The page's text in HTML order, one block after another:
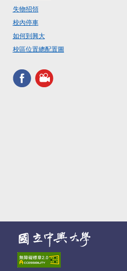
失物招領
校內停車
如何到興大
校區位置總配置圖